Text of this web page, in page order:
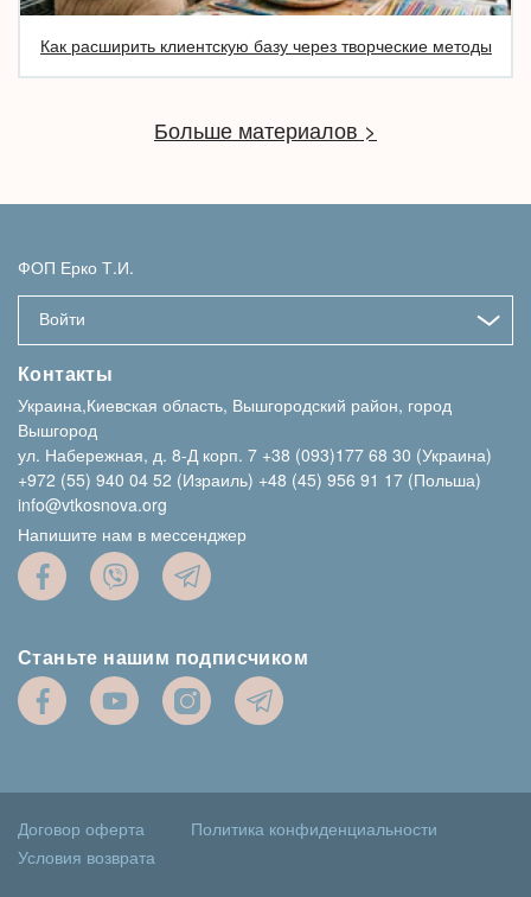
Как расширить клиентскую базу через творческие методы
Больше материалов >
ФОП Ерко Т.И.
Войти
Контакты
Украина,Киевская область, Вышгородский район, город
Вышгород
ул. Набережная, д. 8-Д корп. 7 +38 (093)177 68 30 (Украина)
+972 (55) 940 04 52 (Израиль) +48 (45) 956 91 17 (Польша)
info@vtkosnova.org
Напишите нам в мессенджер
Станьте нашим подписчиком
Договор оферта
Политика конфиденциальности
Условия возврата